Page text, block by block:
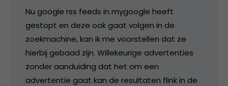
Nu google rss feeds in mygoogle heeft
gestopt en deze ook gaat volgen in de
zoekmachine, kan ik me voorstellen dat ze
hierbij gebaad zijn. Willekeurige advertenties
zonder aanduiding dat het om een
advertentie gaat kan de resultaten flink in de